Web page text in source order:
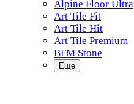
Alpine Floor Ultra
Art Tile Fit
Art Tile Hit
Art Tile Premium
BFM Stone
Еще